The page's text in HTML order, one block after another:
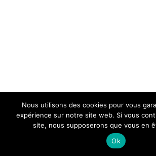
Nous utilisons des cookies pour vous
expérience sur notre site web. Si vous
site, nous supposerons que vous en
Ok